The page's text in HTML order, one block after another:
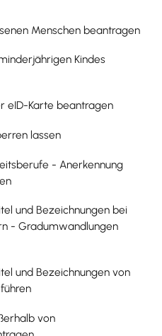
Menschen beantragen
Kindes
eID-Karte beantragen
lassen
- Anerkennung
und Bezeichnungen bei
- Gradumwandlungen
und Bezeichnungen von
von